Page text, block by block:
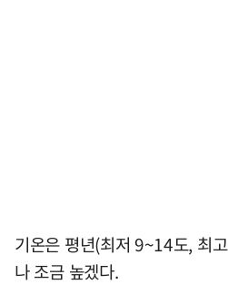
기온은 평년(최저 9~14도, 최
나 조금 높겠다.